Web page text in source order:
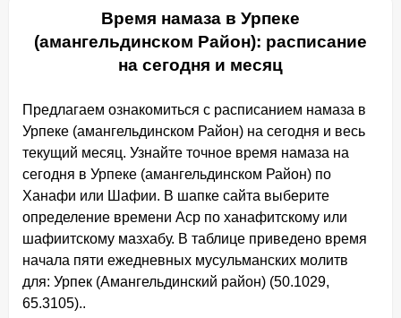
Время намаза в Урпеке
(амангельдинском Район): расписание
на сегодня и месяц
Предлагаем ознакомиться с расписанием намаза в
Урпеке (амангельдинском Район) на сегодня и весь
текущий месяц. Узнайте точное время намаза на
сегодня в Урпеке (амангельдинском Район) по
Ханафи или Шафии. В шапке сайта выберите
определение времени Аср по ханафитскому или
шафиитскому мазхабу. В таблице приведено время
начала пяти ежедневных мусульманских молитв
для: Урпек (Амангельдинский район) (50.1029,
65.3105)..